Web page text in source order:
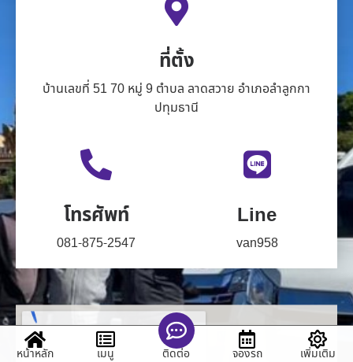
ที่ตั้ง
บ้านเลขที่ 51 70 หมู่ 9 ตำบล ลาดสวาย อำเภอลำลูกกา
ปทุมธานี
โทรศัพท์
081-875-2547
Line
van958
หน้าหลัก เมนู ติดต่อ จองรถ เพิ่มเติม